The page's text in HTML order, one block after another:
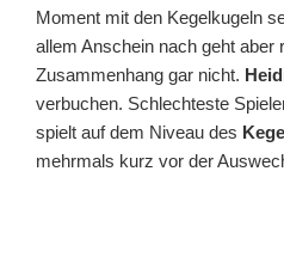
Moment mit den Kegelkugeln
allem Anschein nach geht aber
Zusammenhang gar nicht.
verbuchen. Schlechteste
spielt auf dem Niveau des
mehrmals kurz vor der